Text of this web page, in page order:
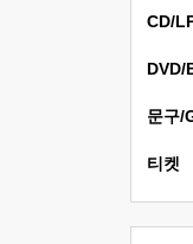
CD/
DVD/
문구/
티켓